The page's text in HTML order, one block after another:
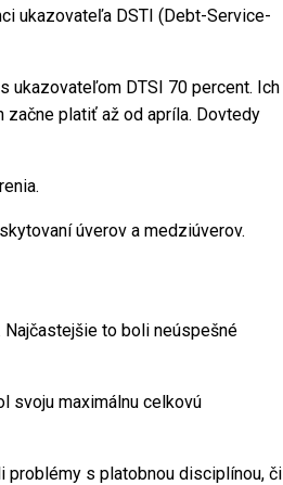
ukazovateľa DSTI (Debt-Service-
ukazovateľom DTSI 70 percent. Ich
začne platiť až od apríla. Dovtedy
úverov a medziúverov.
to boli neúspešné
svoju maximálnu celkovú
problémy s platobnou disciplínou, či